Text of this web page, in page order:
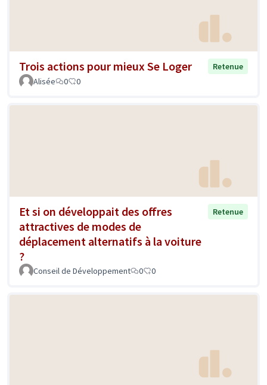
Trois actions pour mieux Se Loger
Retenue
Alisée
0 0
Et si on développait des offres
attractives de modes de
déplacement alternatifs à la voiture
?
Retenue
Conseil de Développement 0 0